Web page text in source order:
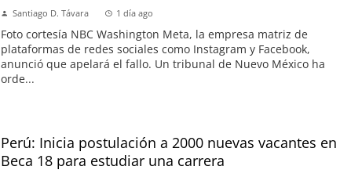
Santiago D. Távara 1 día ago
Foto cortesía NBC Washington Meta, la empresa matriz de
plataformas de redes sociales como Instagram y Facebook,
anunció que apelará el fallo. Un tribunal de Nuevo México ha
orde...
Perú: Inicia postulación a 2000 nuevas vacantes en
Beca 18 para estudiar una carrera